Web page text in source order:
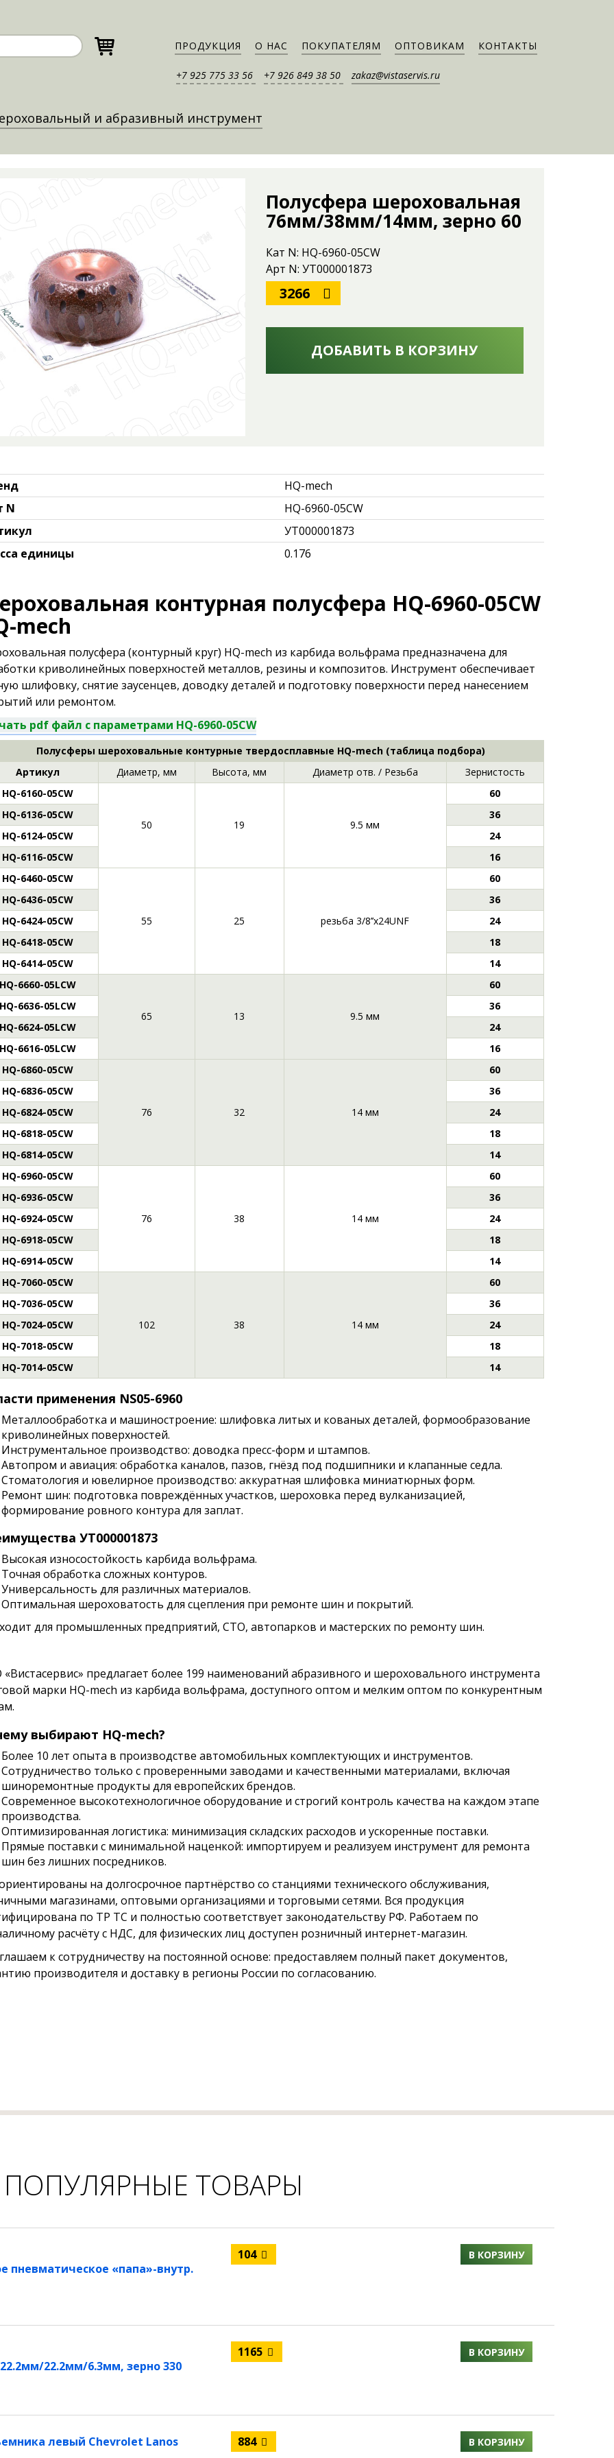
ПРОДУКЦИЯ О НАС ПОКУПАТЕЛЯМ ОПТОВИКАМ КОНТАКТЫ
+7 925 775 33 56 +7 926 849 38 50 zakaz@vistaservis.ru
и абразивный инструмент
Полусфера шероховальная
76мм/38мм/14мм, зерно 60
Кат N: HQ-6960-05CW
Арт N: УТ000001873
3266
ДОБАВИТЬ В КОРЗИНУ
HQ-mech
N
HQ-6960-05CW
УТ000001873
единицы
0.176
контурная полусфера HQ-6960-05CW
mech
полусфера (контурный круг) HQ-mech из карбида вольфрама предназначена для
криволинейных поверхностей металлов, резины и композитов. Инструмент обеспечивает
шлифовку, снятие заусенцев, доводку деталей и подготовку поверхности перед нанесением
или ремонтом.
pdf файл с параметрами HQ-6960-05CW
Полусферы шероховальные контурные твердосплавные HQ-mech (таблица подбора)
Артикул
Диаметр, мм Высота, мм Диаметр отв. / Резьба
Зернистость
HQ-6160-05CW
50 19 9.5 мм
60
HQ-6136-05CW
36
HQ-6124-05CW
24
HQ-6116-05CW
16
HQ-6460-05CW
55 25 резьба 3/8’’х24UNF
60
HQ-6436-05CW
36
HQ-6424-05CW
24
HQ-6418-05CW
18
HQ-6414-05CW
14
HQ-6660-05LCW
65 13 9.5 мм
60
HQ-6636-05LCW
36
HQ-6624-05LCW
24
HQ-6616-05LCW
16
HQ-6860-05CW
76 32 14 мм
60
HQ-6836-05CW
36
HQ-6824-05CW
24
HQ-6818-05CW
18
HQ-6814-05CW
14
HQ-6960-05CW
76 38 14 мм
60
HQ-6936-05CW
36
HQ-6924-05CW
24
HQ-6918-05CW
18
HQ-6914-05CW
14
HQ-7060-05CW
102 38 14 мм
60
HQ-7036-05CW
36
HQ-7024-05CW
24
HQ-7018-05CW
18
HQ-7014-05CW
14
применения NS05-6960
Металлообработка и машиностроение: шлифовка литых и кованых деталей, формообразование
криволинейных поверхностей.
Инструментальное производство: доводка пресс-форм и штампов.
Автопром и авиация: обработка каналов, пазов, гнёзд под подшипники и клапанные седла.
Стоматология и ювелирное производство: аккуратная шлифовка миниатюрных форм.
Ремонт шин: подготовка повреждённых участков, шероховка перед вулканизацией,
формирование ровного контура для заплат.
УТ000001873
Высокая износостойкость карбида вольфрама.
Точная обработка сложных контуров.
Универсальность для различных материалов.
Оптимальная шероховатость для сцепления при ремонте шин и покрытий.
для промышленных предприятий, СТО, автопарков и мастерских по ремонту шин.
предлагает более 199 наименований абразивного и шероховального инструмента
марки HQ-mech из карбида вольфрама, доступного оптом и мелким оптом по конкурентным
выбирают HQ-mech?
Более 10 лет опыта в производстве автомобильных комплектующих и инструментов.
Сотрудничество только с проверенными заводами и качественными материалами, включая
шиноремонтные продукты для европейских брендов.
Современное высокотехнологичное оборудование и строгий контроль качества на каждом этапе
производства.
Оптимизированная логистика: минимизация складских расходов и ускоренные поставки.
Прямые поставки с минимальной наценкой: импортируем и реализуем инструмент для ремонта
шин без лишних посредников.
на долгосрочное партнёрство со станциями технического обслуживания,
магазинами, оптовыми организациями и торговыми сетями. Вся продукция
по ТР ТС и полностью соответствует законодательству РФ. Работаем по
расчёту с НДС, для физических лиц доступен розничный интернет-магазин.
к сотрудничеству на постоянной основе: предоставляем полный пакет документов,
производителя и доставку в регионы России по согласованию.
ПОПУЛЯРНЫЕ ТОВАРЫ
пневматическое «папа»-внутр.
104 В КОРЗИНУ
22.2мм/6.3мм, зерно 330
1165 В КОРЗИНУ
левый Chevrolet Lanos 884 В КОРЗИНУ